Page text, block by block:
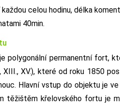
celou hodinu, délka
40min.
polygonální permanentní fort,
XV.), které od roku 1850
Hlavní vstup do objektu je
těžištěm křelovského fortu je